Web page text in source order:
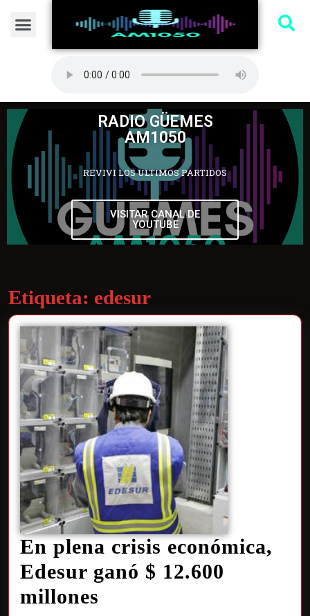
RADIO GÜEMES
AM1050
REVIVI LOS ULTIMOS PARTIDOS
VISITAR CANAL DE
YOUTUBE
Etiqueta: edesur
En plena crisis económica,
Edesur ganó $ 12.600
millones